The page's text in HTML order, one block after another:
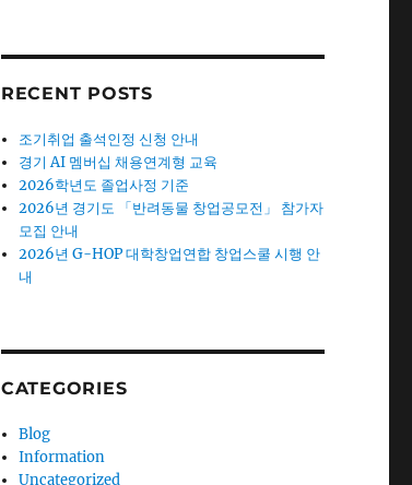
RECENT POSTS
조기취업 출석인정 신청 안내
경기 AI 멤버십 채용연계형 교육
2026학년도 졸업사정 기준
2026년 경기도 「반려동물 창업공모전」 참가자
모집 안내
2026년 G-HOP 대학창업연합 창업스쿨 시행 안
내
CATEGORIES
Blog
Information
Uncategorized